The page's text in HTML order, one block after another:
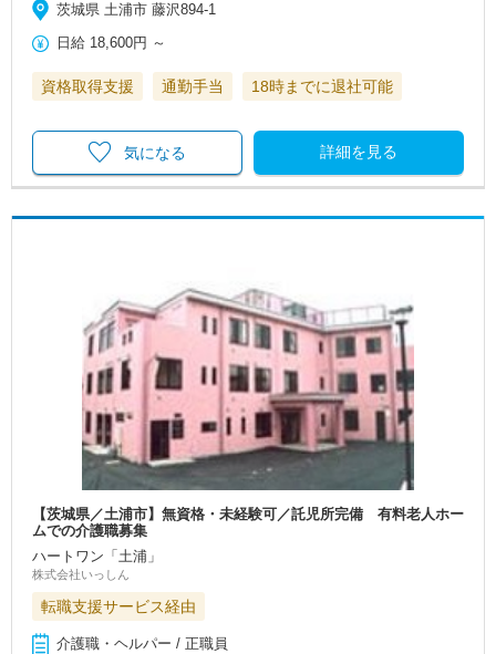
茨城県 土浦市 藤沢894-1
日給 18,600円 ～
資格取得支援 通勤手当 18時までに退社可能
詳細を見る
気になる
【茨城県／土浦市】無資格・未経験可／託児所完備 有料老人ホー
ムでの介護職募集
ハートワン「土浦」
株式会社いっしん
転職支援サービス経由
介護職・ヘルパー / 正職員